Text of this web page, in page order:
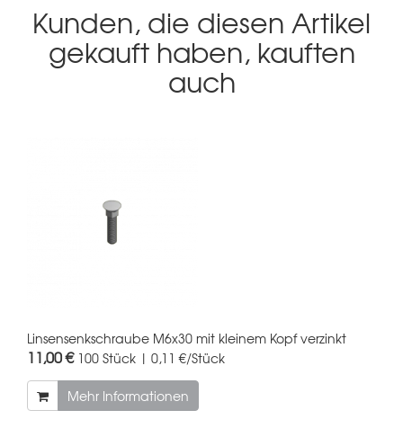
Kunden, die diesen Artikel
gekauft haben, kauften
auch
Linsensenkschraube M6x30 mit kleinem Kopf verzinkt
11,00 € 100 Stück | 0,11 €/Stück
Mehr Informationen